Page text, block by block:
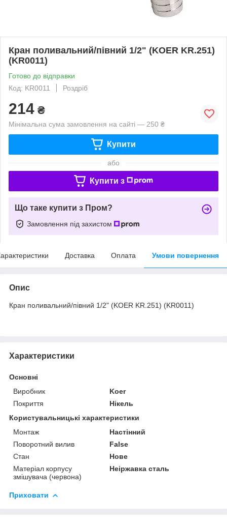
Кран поливальний/півний 1/2" (KOER KR.251)
(KR0011)
Готово до відправки
Код: KR0011
Роздріб
214 ₴
Мінімальна сума замовлення на сайті — 250 ₴
Купити
або
Купити з
Що таке купити з Пром?
Замовлення під захистом
Доставка Оплата Умови повернення
Опис
Кран поливальний/півний 1/2" (KOER KR.251) (KR0011)
Характеристики
Основні
Виробник
Koer
Покриття
Нікель
Користувальницькі характеристики
Монтаж
Настінний
Поворотний вилив
False
Стан
Нове
Матеріал корпусу
змішувача (червона)
Неіржавка сталь
Приховати